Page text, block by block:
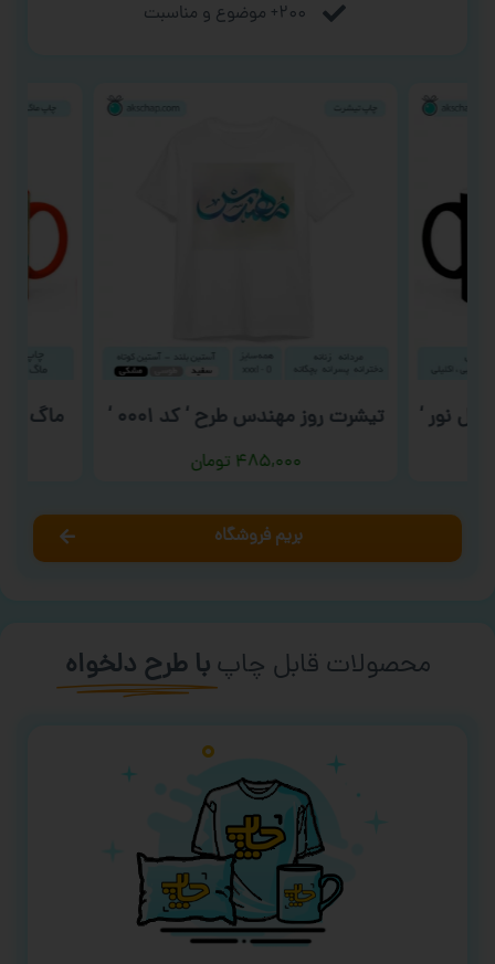
۲۰۰+ موضوع و مناسبت
نور ‘ تیشرت روز مهندس طرح ‘ کد ۰۰۰۱ ‘
۴۸۵,۰۰۰ تومان
ماگ روز
بریم فروشگاه
محصولات قابل چاپ با طرح دلخواه